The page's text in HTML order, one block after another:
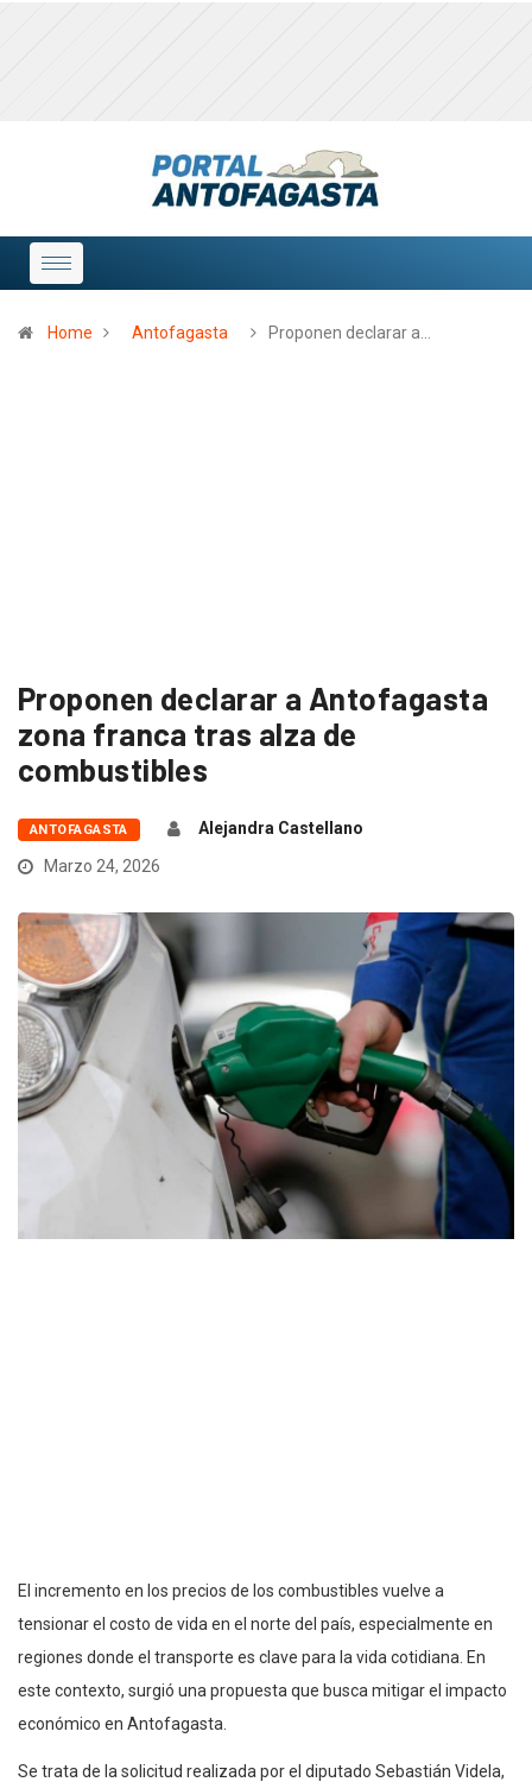
Home Antofagasta Proponen declarar a…
Proponen declarar a Antofagasta
zona franca tras alza de
combustibles
ANTOFAGASTA
Alejandra Castellano
Marzo 24, 2026
El incremento en los precios de los combustibles vuelve a
tensionar el costo de vida en el norte del país, especialmente en
regiones donde el transporte es clave para la vida cotidiana. En
este contexto, surgió una propuesta que busca mitigar el impacto
económico en Antofagasta.
Se trata de la solicitud realizada por el diputado Sebastián Videla,